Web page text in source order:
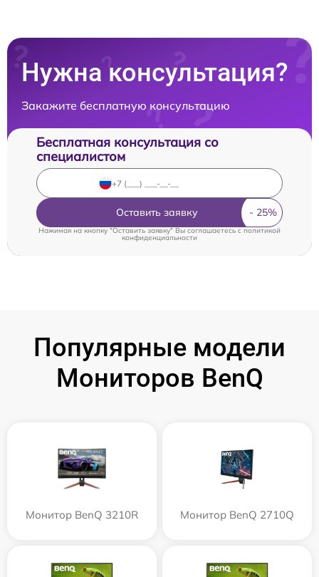
Нужна консультация?
Закажите бесплатную консультацию
Бесплатная консультация со
специалистом
Оставить заявку
Нажимая на кнопку "Оставить заявку" Вы соглашаетесь c политикой
конфиденциальности
Популярные модели
Мониторов BenQ
Монитор BenQ 3210R Монитор BenQ 2710Q